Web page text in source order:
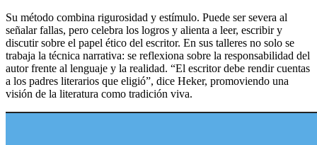
Su método combina rigurosidad y estímulo. Puede ser severa al
señalar fallas, pero celebra los logros y alienta a leer, escribir y
discutir sobre el papel ético del escritor. En sus talleres no solo se
trabaja la técnica narrativa: se reflexiona sobre la responsabilidad del
autor frente al lenguaje y la realidad. “El escritor debe rendir cuentas
a los padres literarios que eligió”, dice Heker, promoviendo una
visión de la literatura como tradición viva.